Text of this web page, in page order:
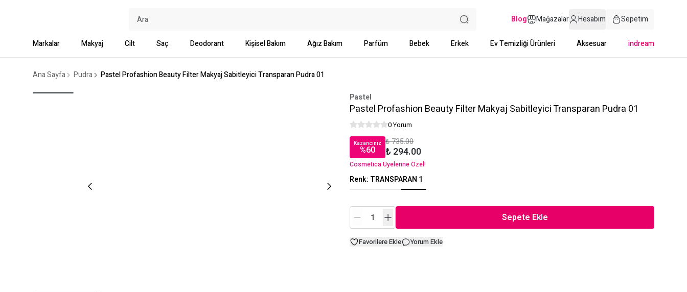
Blog Mağazalar Hesabım Sepetim
Markalar Makyaj Cilt Saç Deodorant Kişisel Bakım Ağız Bakım Parfüm Bebek Erkek Ev Temizliği Ürünleri Aksesuar indream
Ana Sayfa Pudra Pastel Profashion Beauty Filter Makyaj Sabitleyici Transparan Pudra 01
Pastel
Pastel Profashion Beauty Filter Makyaj Sabitleyici Transparan Pudra 01
0 Yorum
Kazancınız
%60
₺ 735.00
₺ 294.00
Cosmetica Üyelerine Özel!
Renk: TRANSPARAN 1
Sepete Ekle
Favorilere Ekle Yorum Ekle